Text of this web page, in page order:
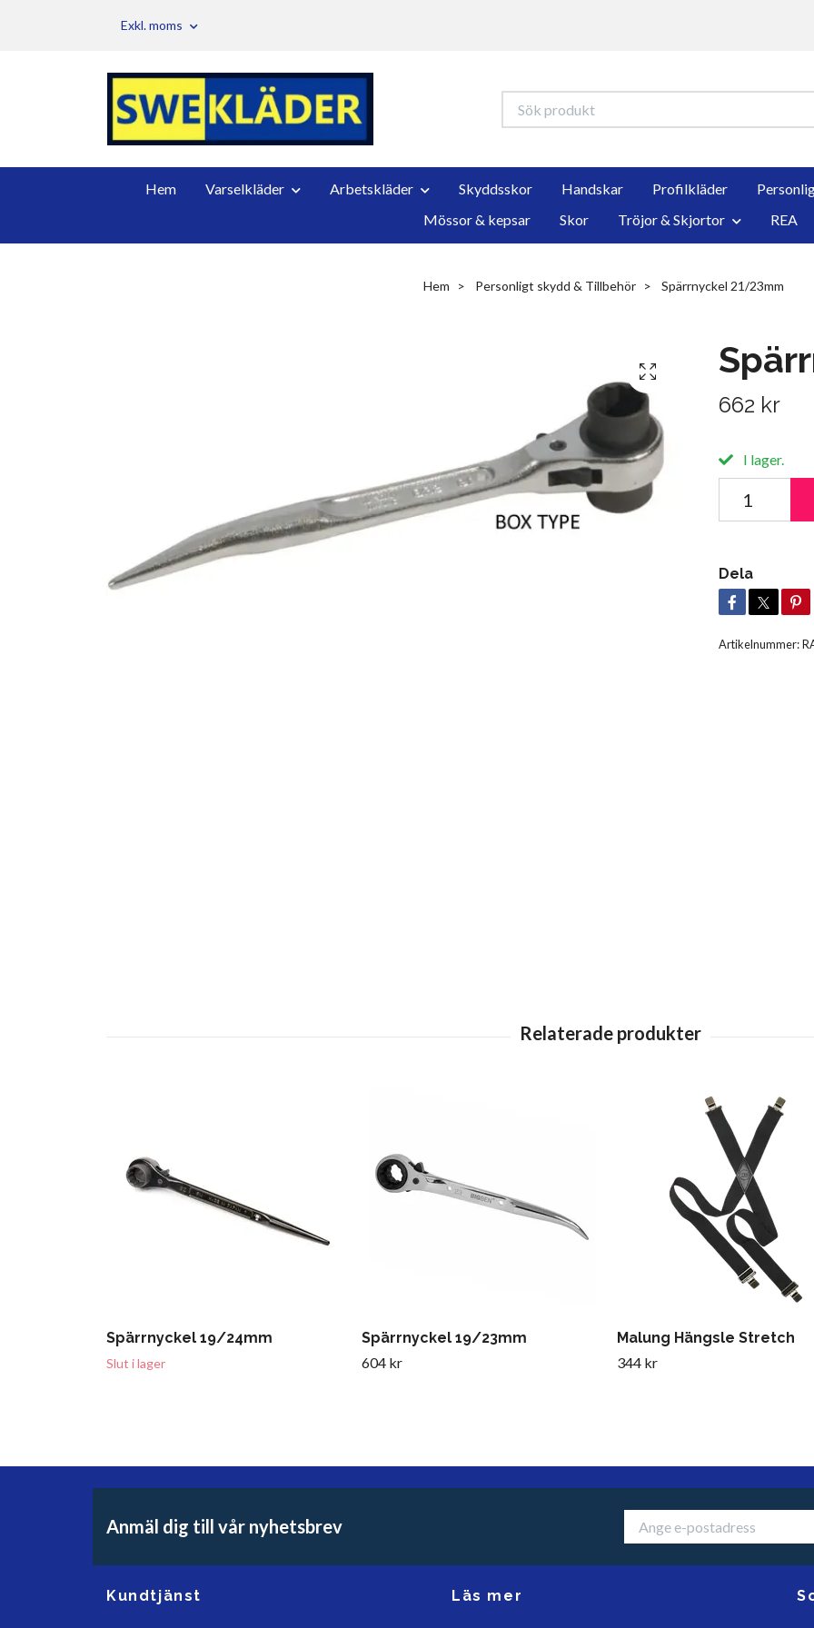
Exkl. moms
Hem Varselkläder Arbetskläder Skyddsskor Handskar Profilkläder
Mössor & kepsar
Skor Tröjor & Skjortor REA
Hem Personligt skydd & Tillbehör Spärrnyckel 21/23mm
662 kr
I lager.
Dela
Artikelnummer:
Spärrnyckel 19/24mm
Slut i lager
Spärrnyckel 19/23mm
604 kr
Malung Hängsle Stretch
344 kr
Anmäl dig till vår nyhetsbrev
Kundtjänst Läs mer